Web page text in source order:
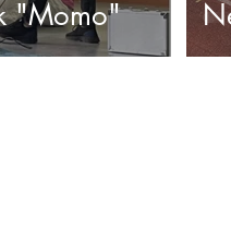
"Momo"